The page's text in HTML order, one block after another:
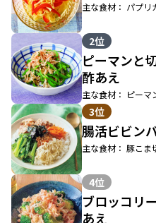
主な食材： パプリ
2位
ピーマンと
酢あえ
主な食材： ピーマ
3位
腸活ビビン
主な食材： 豚こま
4位
ブロッコリ
あえ